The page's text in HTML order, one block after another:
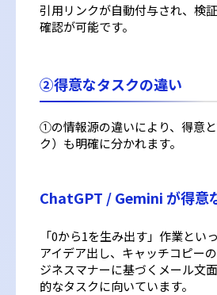
引用リンクが自動付与され、検
確認が可能です。
②得意なタスクの違い
①の情報源の違いにより、得意
ク）も明確に分かれます。
ChatGPT / Gemini が得意
「0から1を生み出す」作業とい
アイデア出し、キャッチコピー
ジネスマナーに基づくメール文
的なタスクに向いています。